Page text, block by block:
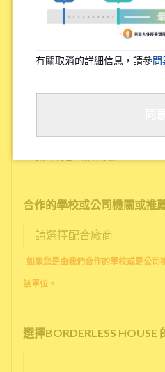
合作的學校或公司機關或推
如果您是由我們合作的學校或是公司
該單位。
選擇BORDERLESS HOUSE
有關取消的詳細信息，請參問